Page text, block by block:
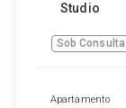
Studio
Sob Consulta
Apartamento